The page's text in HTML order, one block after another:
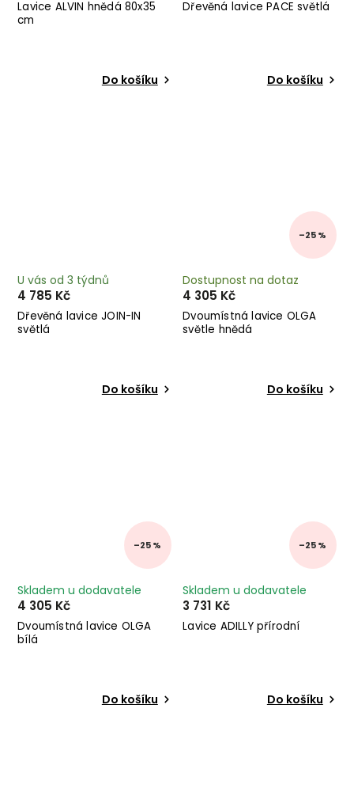
Lavice ALVIN hnědá 80x35
cm
Do košíku
Dřevěná lavice PACE světlá
Do košíku
Dřevěná lavice JOIN-IN
světlá
U vás od 3 týdnů
4 785 Kč
Do košíku
–25 %
Dvoumístná lavice OLGA
světle hnědá
Dostupnost na dotaz
4 305 Kč
Do košíku
–25 %
Dvoumístná lavice OLGA
bílá
Skladem u dodavatele
4 305 Kč
Do košíku
–25 %
Lavice ADILLY přírodní
Skladem u dodavatele
3 731 Kč
Do košíku